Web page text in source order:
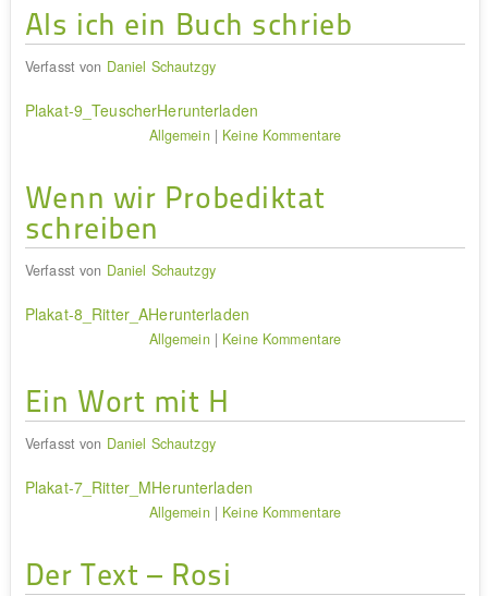
Als ich ein Buch schrieb
Verfasst von Daniel Schautzgy
Plakat-9_TeuscherHerunterladen
Allgemein| Keine Kommentare
Wenn wir Probediktat
schreiben
Verfasst von Daniel Schautzgy
Plakat-8_Ritter_AHerunterladen
Allgemein| Keine Kommentare
Ein Wort mit H
Verfasst von Daniel Schautzgy
Plakat-7_Ritter_MHerunterladen
Allgemein| Keine Kommentare
Der Text – Rosi